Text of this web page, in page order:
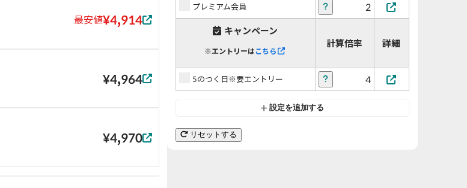
最安値¥4,914
¥4,964
¥4,970
プレミアム会員 2
キャンペーン
※エントリーはこちら
計算倍率 詳細
5のつく日※要エントリー 4
設定を追加する
リセットする